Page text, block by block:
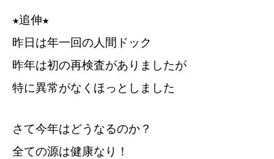
★追伸★
昨日は年一回の人間ドック
昨年は初の再検査がありましたが
特に異常がなくほっとしました
さて今年はどうなるのか？
全ての源は健康なり！